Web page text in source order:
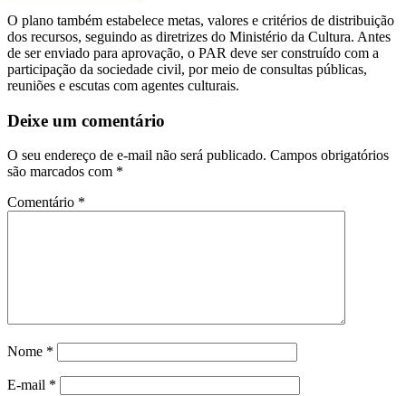
O plano também estabelece metas, valores e critérios de distribuição
dos recursos, seguindo as diretrizes do Ministério da Cultura. Antes
de ser enviado para aprovação, o PAR deve ser construído com a
participação da sociedade civil, por meio de consultas públicas,
reuniões e escutas com agentes culturais.
Deixe um comentário
O seu endereço de e-mail não será publicado. Campos obrigatórios
são marcados com *
Comentário *
Nome *
E-mail *